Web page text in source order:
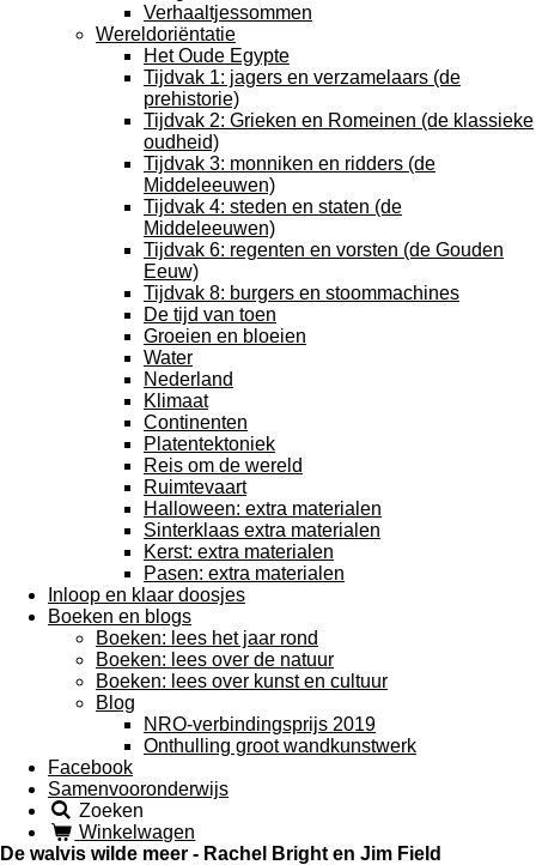
Verhaaltjessommen
Wereldoriëntatie
Het Oude Egypte
Tijdvak 1: jagers en verzamelaars (de
prehistorie)
Tijdvak 2: Grieken en Romeinen (de klassieke
oudheid)
Tijdvak 3: monniken en ridders (de
Middeleeuwen)
Tijdvak 4: steden en staten (de
Middeleeuwen)
Tijdvak 6: regenten en vorsten (de Gouden
Eeuw)
Tijdvak 8: burgers en stoommachines
De tijd van toen
Groeien en bloeien
Water
Nederland
Klimaat
Continenten
Platentektoniek
Reis om de wereld
Ruimtevaart
Halloween: extra materialen
Sinterklaas extra materialen
Kerst: extra materialen
Pasen: extra materialen
Inloop en klaar doosjes
Boeken en blogs
Boeken: lees het jaar rond
Boeken: lees over de natuur
Boeken: lees over kunst en cultuur
Blog
NRO-verbindingsprijs 2019
Onthulling groot wandkunstwerk
Facebook
Samenvooronderwijs
Zoeken
Winkelwagen
De walvis wilde meer - Rachel Bright en Jim Field